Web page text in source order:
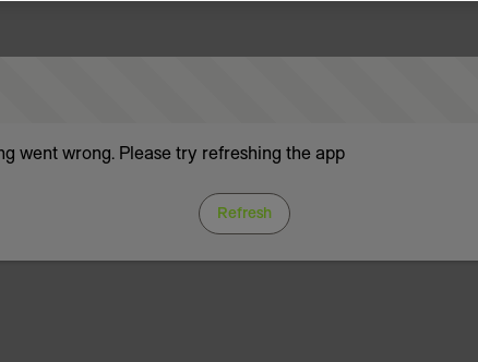
went wrong. Please try refreshing the app
Refresh